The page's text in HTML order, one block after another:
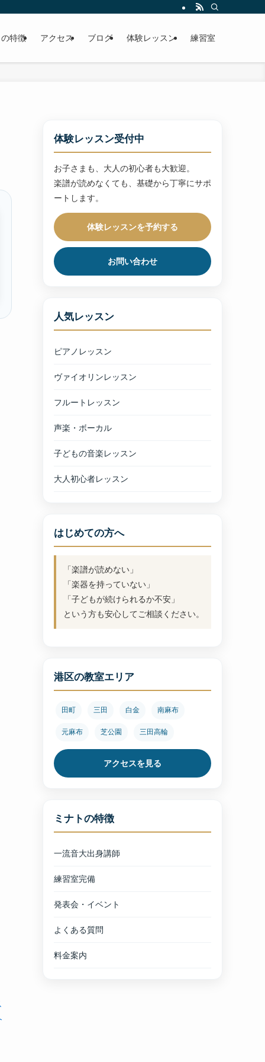
特徴 アクセス ブログ 体験レッスン 練習室
体験レッスン受付中
お子さまも、大人の初心者も大歓迎。
楽譜が読めなくても、基礎から丁寧にサポ
ートします。
体験レッスンを予約する
お問い合わせ
人気レッスン
ピアノレッスン
ヴァイオリンレッスン
フルートレッスン
声楽・ボーカル
子どもの音楽レッスン
大人初心者レッスン
はじめての方へ
「楽譜が読めない」
「楽器を持っていない」
「子どもが続けられるか不安」
という方も安心してご相談ください。
港区の教室エリア
田町 三田 白金 南麻布
元麻布 芝公園 三田高輪
アクセスを見る
ミナトの特徴
一流音大出身講師
練習室完備
発表会・イベント
よくある質問
料金案内